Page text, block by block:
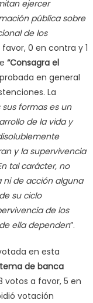
ejercer
pública sobre
de los
0 en contra y 1
“Consagra el
en general
La
sus formas es un
de la vida y
y la supervivencia
tal carácter, no
de acción alguna
su ciclo
de los
ella dependen”.
en esta
de banca
votos a favor, 5 en
votación